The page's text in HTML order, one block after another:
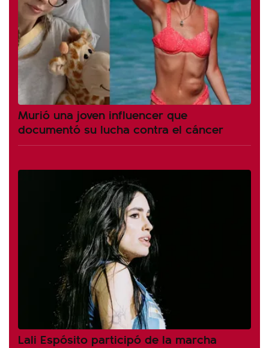
Murió una joven influencer que
documentó su lucha contra el cáncer
Lali Espósito participó de la marcha